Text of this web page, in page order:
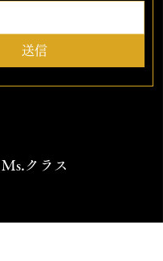
送信
​Ms.クラス